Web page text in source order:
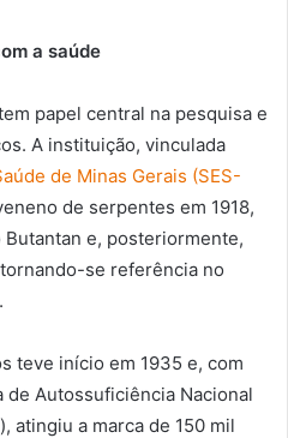
a saúde
papel central na pesquisa e
A instituição, vinculada
de Minas Gerais (SES-
de serpentes em 1918,
e, posteriormente,
se referência no
teve início em 1935 e, com
Autossuficiência Nacional
atingiu a marca de 150 mil